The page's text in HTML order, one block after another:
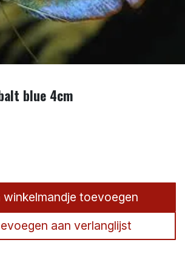
blue 4cm
winkelmandje toevoegen
aan verlanglijst